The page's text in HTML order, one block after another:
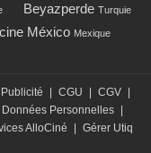
Beyazperde Turquie
México Mexique
Publicité CGU CGV
Données Personnelles
AlloCiné
Gérer Utiq